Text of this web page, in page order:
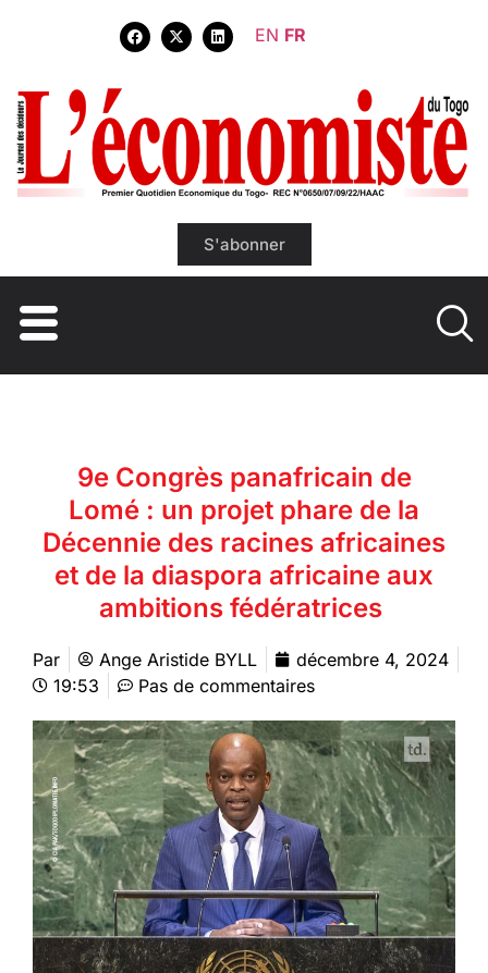
EN FR
S'abonner
9e Congrès panafricain de
Lomé : un projet phare de la
Décennie des racines africaines
et de la diaspora africaine aux
ambitions fédératrices
Par Ange Aristide BYLL
décembre 4, 2024
19:53
Pas de commentaires